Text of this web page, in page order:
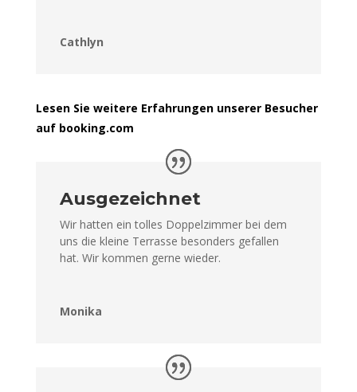
Cathlyn
Lesen Sie weitere Erfahrungen unserer Besucher
auf booking.com
Ausgezeichnet
Wir hatten ein tolles Doppelzimmer bei dem
uns die kleine Terrasse besonders gefallen
hat. Wir kommen gerne wieder.
Monika